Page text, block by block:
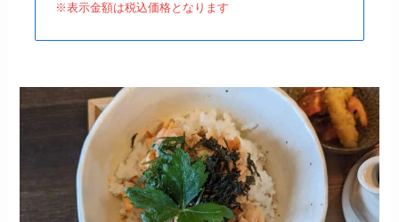
※表示金額は税込価格となります